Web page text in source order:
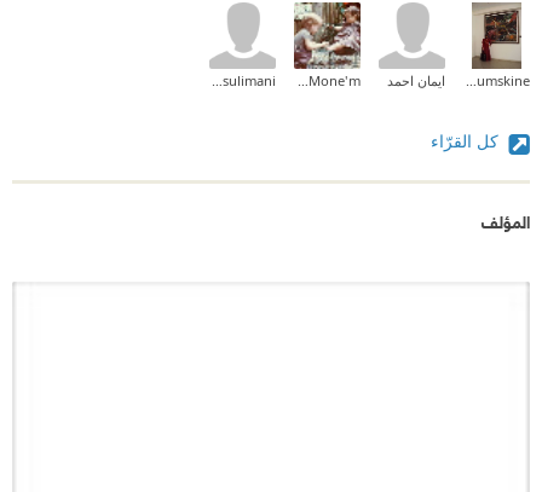
Ijjou Idoumskine ايمان احمد Dr-Hagar Abd El-Mone'm
sulaf sulimani
كل القرّاء
المؤلف